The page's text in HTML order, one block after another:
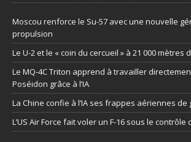
Moscou renforce le Su-57 avec une nouvelle
propulsion
Le U-2 et le « coin du cercueil » à 21 000 mètres
Le MQ-4C Triton apprend à travailler
Poséidon grâce à l’IA
La Chine confie à l’IA ses frappes aériennes
L’US Air Force fait voler un F-16 sous le contrôle